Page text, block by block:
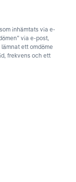
inhämtats via e-
via e-post,
lämnat ett omdöme
frekvens och ett